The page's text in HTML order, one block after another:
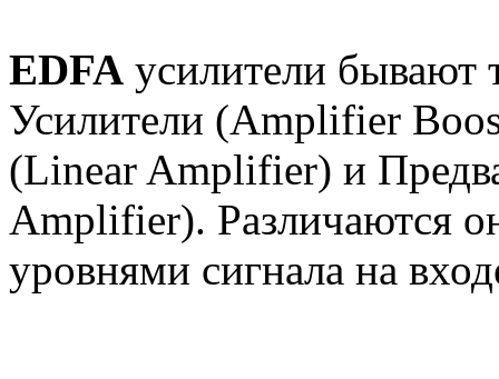
EDFA усилители
Усилители (Amplifier
(Linear Amplifier) и
Amplifier). Различаются
уровнями сигнала на